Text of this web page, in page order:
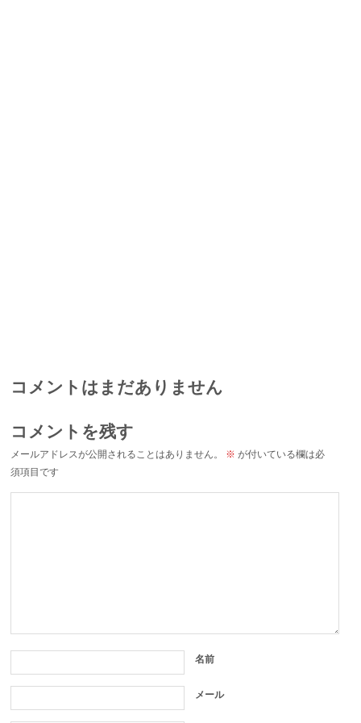
コメントはまだありません
コメントを残す
メールアドレスが公開されることはありません。 ※ が付いている欄は必
須項目です
名前
メール